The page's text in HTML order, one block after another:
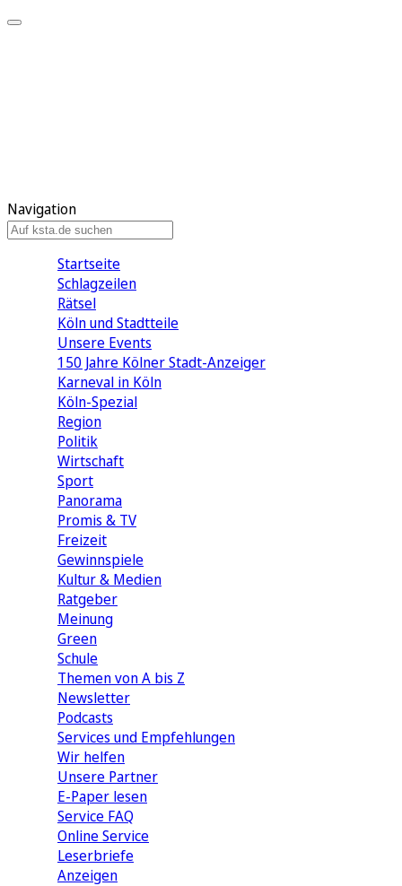
Navigation
Startseite
Schlagzeilen
Rätsel
Köln und Stadtteile
Unsere Events
150 Jahre Kölner Stadt-Anzeiger
Karneval in Köln
Köln-Spezial
Region
Politik
Wirtschaft
Sport
Panorama
Promis & TV
Freizeit
Gewinnspiele
Kultur & Medien
Ratgeber
Meinung
Green
Schule
Themen von A bis Z
Newsletter
Podcasts
Services und Empfehlungen
Wir helfen
Unsere Partner
E-Paper lesen
Service FAQ
Online Service
Leserbriefe
Anzeigen